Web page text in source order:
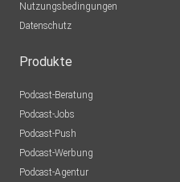
Nutzungsbedingungen
Datenschutz
Produkte
Podcast-Beratung
Podcast-Jobs
Podcast-Push
Podcast-Werbung
Podcast-Agentur